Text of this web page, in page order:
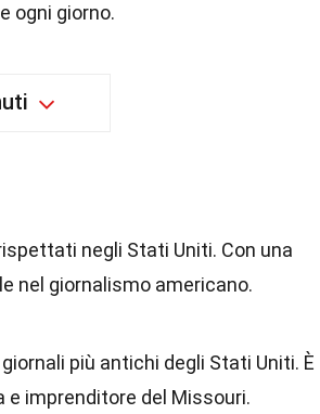
ogni giorno.
negli Stati Uniti. Con una
nel giornalismo americano.
più antichi degli Stati Uniti. È
imprenditore del Missouri.